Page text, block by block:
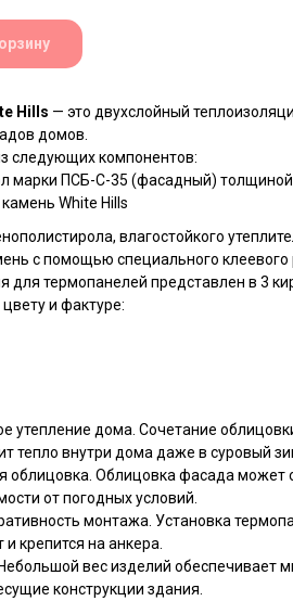
Hills — это двухслойный
домов.
следующих компонентов:
марки ПСБ-С-35 (фасадный)
White Hills
влагостойкого
с помощью специального клеевого
для термопанелей представлен в 3
и фактуре:
утепление дома. Сочетание
тепло внутри дома даже в суровый
облицовка. Облицовка фасада может
от погодных условий.
монтажа. Установка
крепится на анкера.
вес изделий обеспечивает
конструкции здания.